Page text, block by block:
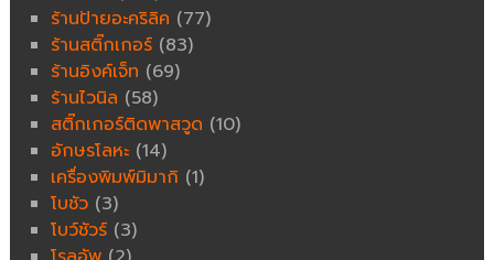
ร้านป้ายอะคริลิค (77)
ร้านสติ๊กเกอร์ (83)
ร้านอิงค์เจ็ท (69)
ร้านไวนิล (58)
สติ๊กเกอร์ติดพาสวูด (10)
อักษรโลหะ (14)
เครื่องพิมพ์มิมากิ (1)
โบชัว (3)
โบว์ชัวร์ (3)